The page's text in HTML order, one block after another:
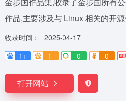
作品,主要涉及与 Linux 相关的开
收录时间：
2025-04-17
1+
1- 0 0
打开网站